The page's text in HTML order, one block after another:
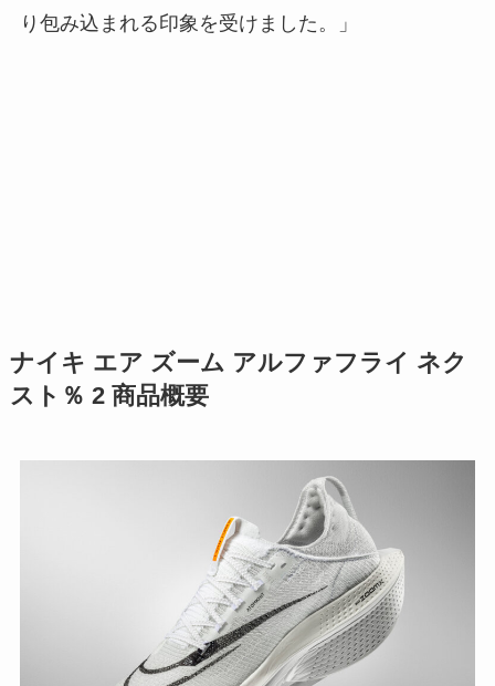
り包み込まれる印象を受けました。」
ナイキ エア ズーム アルファフライ ネク
スト％ 2 商品概要